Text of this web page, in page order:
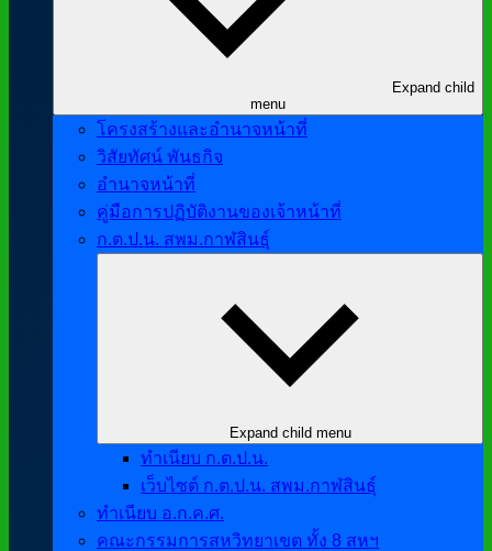
Expand child
menu
โครงสร้างและอำนาจหน้าที่
วิสัยทัศน์ พันธกิจ
อำนาจหน้าที่
คู่มือการปฏิบัติงานของเจ้าหน้าที่
ก.ต.ป.น. สพม.กาฬสินธุ์
Expand child menu
ทำเนียบ ก.ต.ป.น.
เว็บไซต์ ก.ต.ป.น. สพม.กาฬสินธุ์
ทำเนียบ อ.ก.ค.ศ.
คณะกรรมการสหวิทยาเขต ทั้ง 8 สหฯ